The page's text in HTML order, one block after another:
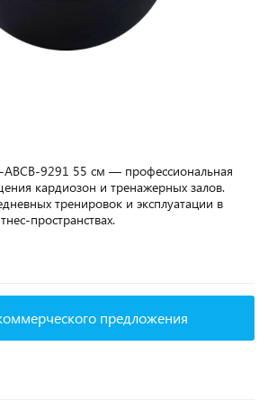
9291 55 см — профессиональная
кардиозон и тренажерных залов.
тренировок и эксплуатации в
предложения